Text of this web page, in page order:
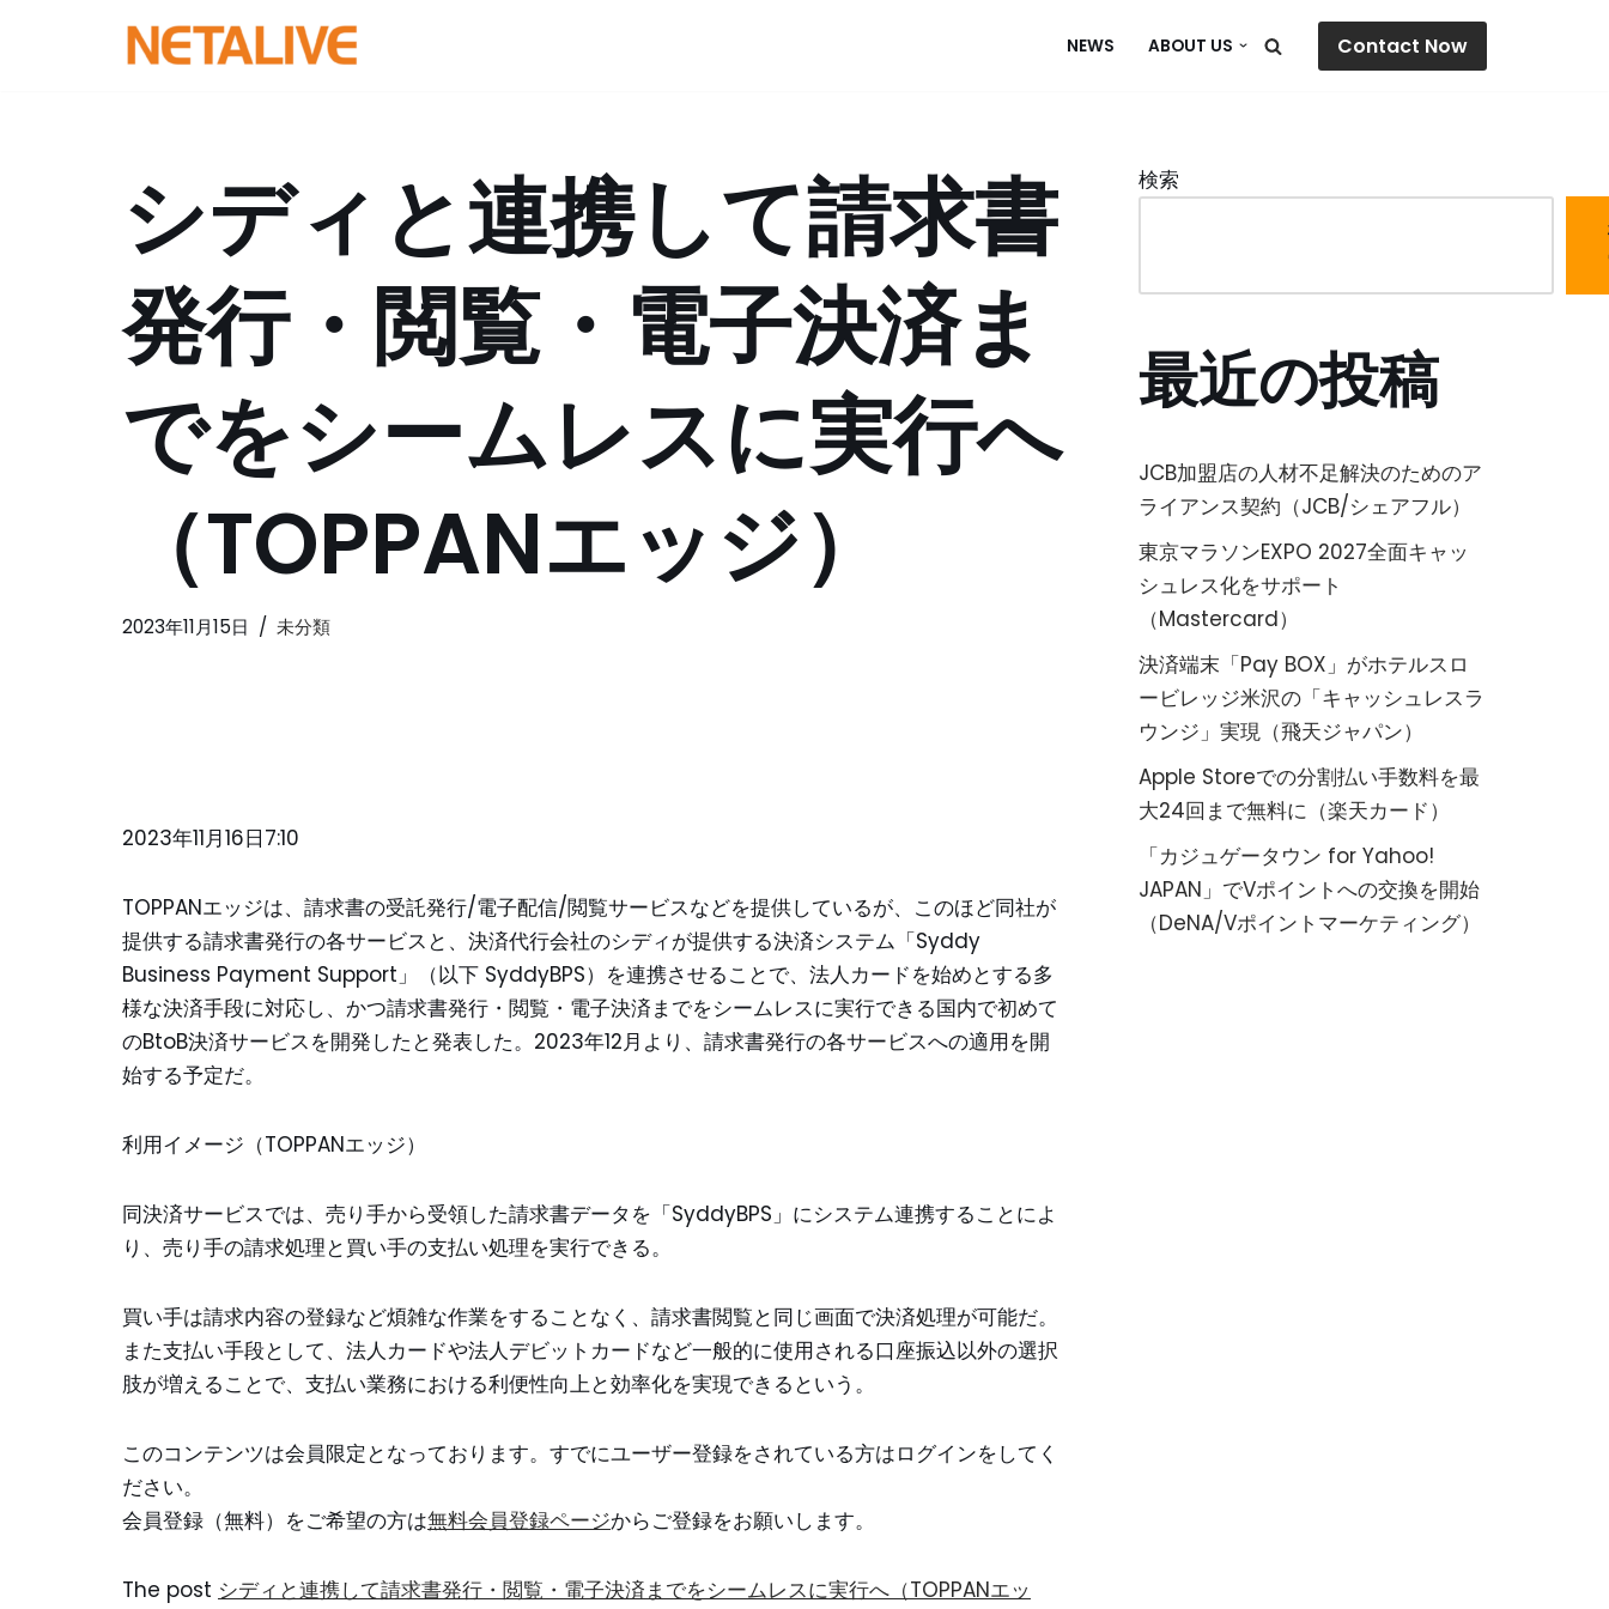
NEWS ABOUT US Contact Now
シディと連携して請求書
発行・閲覧・電子決済ま
でをシームレスに実行へ
（TOPPANエッジ）
2023年11月15日 未分類
2023年11月16日7:10
TOPPANエッジは、請求書の受託発行/電子配信/閲覧サービスなどを提供しているが、このほど同社が
提供する請求書発行の各サービスと、決済代行会社のシディが提供する決済システム「Syddy
Business Payment Support」（以下 SyddyBPS）を連携させることで、法人カードを始めとする多
様な決済手段に対応し、かつ請求書発行・閲覧・電子決済までをシームレスに実行できる国内で初めて
のBtoB決済サービスを開発したと発表した。2023年12月より、請求書発行の各サービスへの適用を開
始する予定だ。
利用イメージ（TOPPANエッジ）
同決済サービスでは、売り手から受領した請求書データを「SyddyBPS」にシステム連携することによ
り、売り手の請求処理と買い手の支払い処理を実行できる。
買い手は請求内容の登録など煩雑な作業をすることなく、請求書閲覧と同じ画面で決済処理が可能だ。
また支払い手段として、法人カードや法人デビットカードなど一般的に使用される口座振込以外の選択
肢が増えることで、支払い業務における利便性向上と効率化を実現できるという。
このコンテンツは会員限定となっております。すでにユーザー登録をされている方はログインをしてく
ださい。
会員登録（無料）をご希望の方は無料会員登録ページからご登録をお願いします。
The post シディと連携して請求書発行・閲覧・電子決済までをシームレスに実行へ（TOPPANエッ
検索
最近の投稿
JCB加盟店の人材不足解決のためのア
ライアンス契約（JCB/シェアフル）
東京マラソンEXPO 2027全面キャッ
シュレス化をサポート
（Mastercard）
決済端末「Pay BOX」がホテルスロ
ービレッジ米沢の「キャッシュレスラ
ウンジ」実現（飛天ジャパン）
Apple Storeでの分割払い手数料を最
大24回まで無料に（楽天カード）
「カジュゲータウン for Yahoo!
JAPAN」でVポイントへの交換を開始
（DeNA/Vポイントマーケティング）